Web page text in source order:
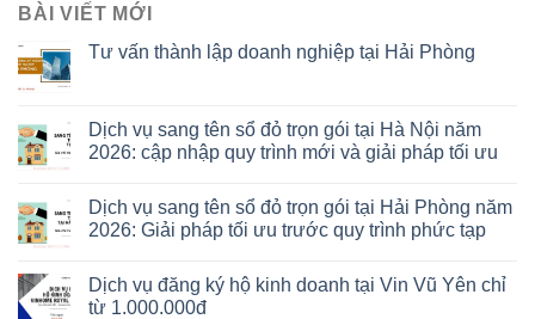
BÀI VIẾT MỚI
Tư vấn thành lập doanh nghiệp tại Hải Phòng
Dịch vụ sang tên sổ đỏ trọn gói tại Hà Nội năm
2026: cập nhập quy trình mới và giải pháp tối ưu
Dịch vụ sang tên sổ đỏ trọn gói tại Hải Phòng năm
2026: Giải pháp tối ưu trước quy trình phức tạp
Dịch vụ đăng ký hộ kinh doanh tại Vin Vũ Yên chỉ
từ 1.000.000đ